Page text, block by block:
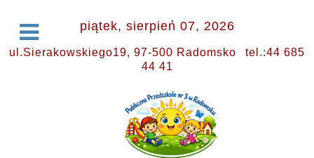
piątek, sierpień 07, 2026
ul.Sierakowskiego19, 97-500 Radomsko
tel.:44 685
44 41